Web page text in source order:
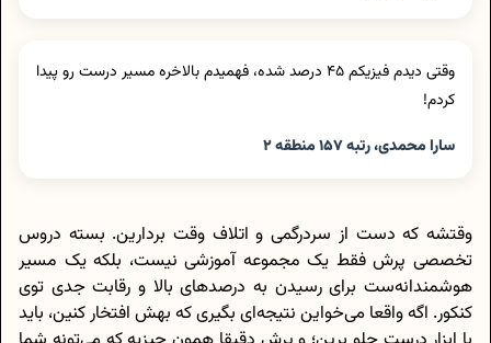
وقتی دیدم فیزیکم ۴۵ درصد شده، فهمیدم بالاخره مسیر درست رو پیدا
کردم!
سارا محمدی، رتبه ۱۵۷ منطقه ۲
وقتشه که دست از سردرگمی و اتلاف وقت بردارین. بسته دروس
تخصصی پرش فقط یک مجموعه آموزشی نیست، بلکه یک مسیر
هوشمندانه‌ست برای رسیدن به درصدهای بالا و رقابت جدی توی
کنکور. اگه واقعا می‌خواین نتیجه‌ای بگیری که بهش افتخار کنین، باید